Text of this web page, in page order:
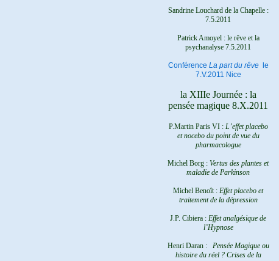
Sandrine Louchard de la Chapelle :
7.5.2011
Patrick Amoyel : le rêve et la
psychanalyse 7.5.2011
Conférence La part du rêve
le
7.V.2011 Nice
la XIIIe Journée : la
pensée magique 8.X.2011
P.Martin Paris VI : L’effet placebo
et nocebo du point de vue du
pharmacologue
Michel Borg : Vertus des plantes et
maladie de Parkinson
Michel Benoît : Effet placebo et
traitement de la dépression
J.P. Cibiera : Effet analgésique de
l’Hypnose
Henri Daran : Pensée Magique ou
histoire du réel ?Crises de la